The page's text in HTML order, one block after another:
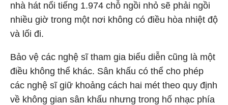
nhà hát nổi tiếng 1.974 chỗ ngồi nhỏ sẽ phải ngồi
nhiều giờ trong một nơi không có điều hòa nhiệt độ
và lối đi.
Bảo vệ các nghệ sĩ tham gia biểu diễn cũng là một
điều không thể khác. Sân khấu có thể cho phép
các nghệ sĩ giữ khoảng cách hai mét theo quy định
về không gian sân khấu nhưng trong hố nhạc phía